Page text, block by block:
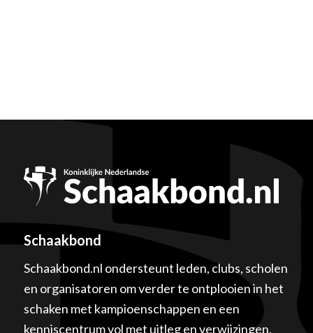
Schaakbond
Schaakbond.nl ondersteunt leden, clubs, scholen
en organisatoren om verder te ontplooien in het
schaken met kampioenschappen en een
kenniscentrum vol met uitleg en verwijzingen.